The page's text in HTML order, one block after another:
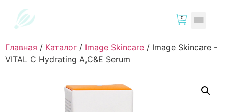
0
Главная / Каталог / Image Skincare / Image Skincare -
VITAL C Hydrating A,C&E Serum